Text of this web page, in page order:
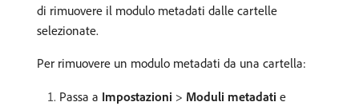
di rimuovere il modulo metadati dalle cartelle
selezionate.
Per rimuovere un modulo metadati da una cartella:
Passa a Impostazioni > Moduli metadati e